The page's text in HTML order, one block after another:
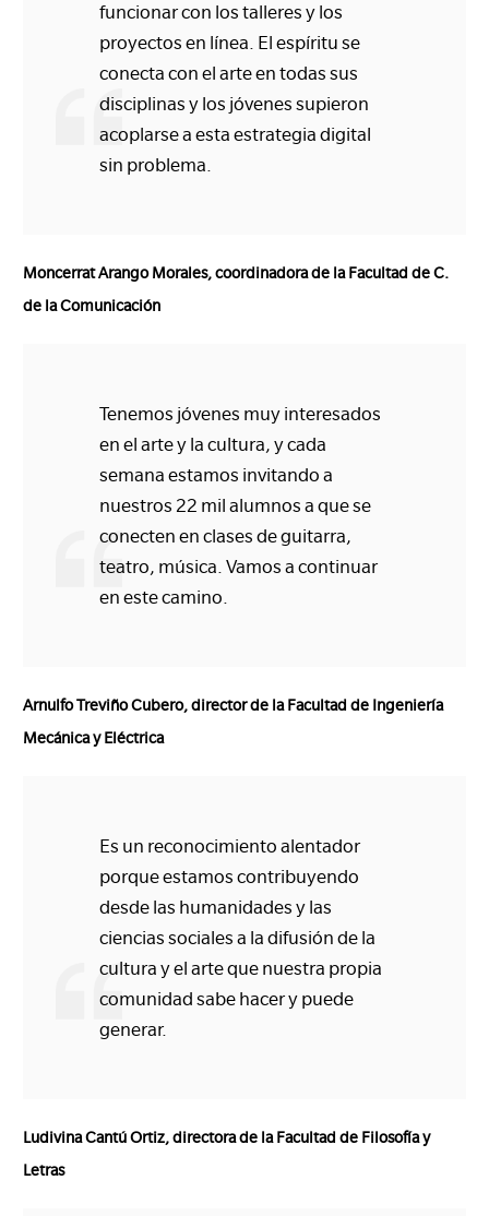
funcionar con los talleres y los
proyectos en línea. El espíritu se
conecta con el arte en todas sus
disciplinas y los jóvenes supieron
acoplarse a esta estrategia digital
sin problema.
Moncerrat Arango Morales, coordinadora de la Facultad de C.
de la Comunicación
Tenemos jóvenes muy interesados
en el arte y la cultura, y cada
semana estamos invitando a
nuestros 22 mil alumnos a que se
conecten en clases de guitarra,
teatro, música. Vamos a continuar
en este camino.
Arnulfo Treviño Cubero, director de la Facultad de Ingeniería
Mecánica y Eléctrica
Es un reconocimiento alentador
porque estamos contribuyendo
desde las humanidades y las
ciencias sociales a la difusión de la
cultura y el arte que nuestra propia
comunidad sabe hacer y puede
generar.
Ludivina Cantú Ortiz, directora de la Facultad de Filosofía y
Letras